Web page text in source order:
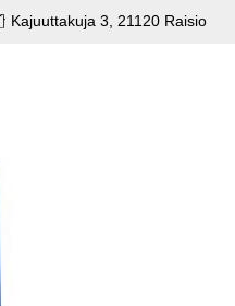
Kajuuttakuja 3, 21120 Raisio